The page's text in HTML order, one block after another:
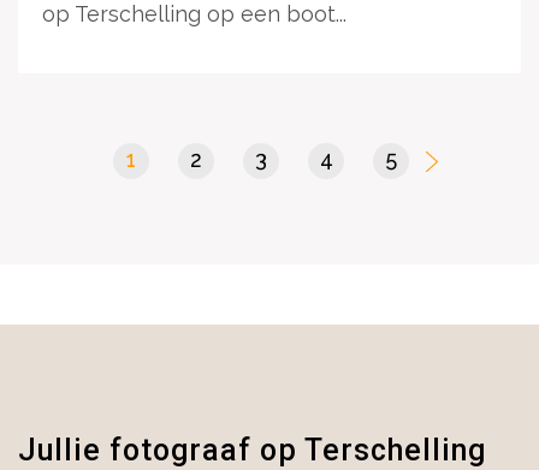
op Terschelling op een boot...
1 (current)
2 3 4 5
Jullie fotograaf op Terschelling